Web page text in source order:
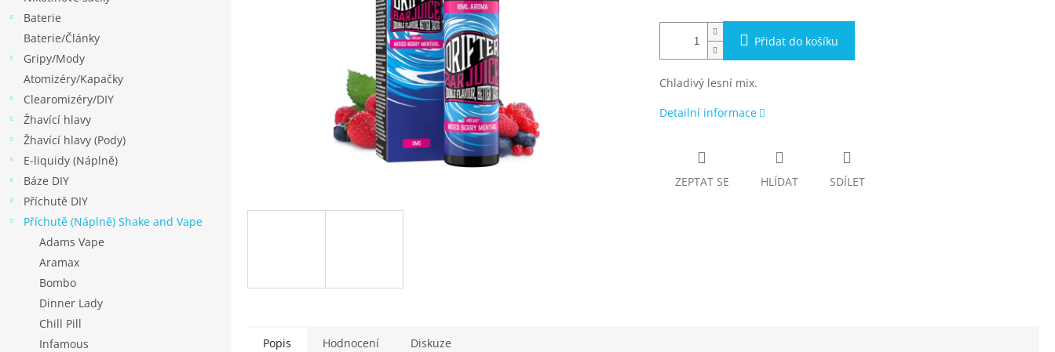
Baterie
Baterie/Články
Gripy/Mody
Atomizéry/Kapačky
Clearomizéry/DIY
Žhavící hlavy
Žhavící hlavy (Pody)
E-liquidy (Náplně)
Báze DIY
Příchutě DIY
Příchutě (Náplně) Shake and Vape
Adams Vape
Aramax
Bombo
Dinner Lady
Chill Pill
Infamous
Přidat do košíku
Chladivý lesní mix.
Detailní informace
ZEPTAT SE HLÍDAT SDÍLET
Popis Hodnocení Diskuze